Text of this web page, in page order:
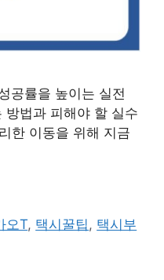
공률을 높이는 실전
방법과 피해야 할 실수
한 이동을 위해 지금
오T, 택시꿀팁, 택시부